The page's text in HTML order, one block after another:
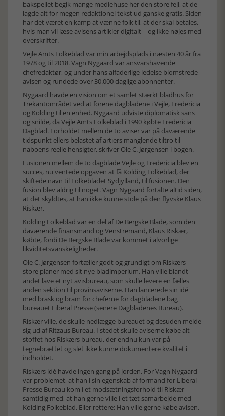
bakspejlet begik mange mediehuse her den store fejl, at de
lagde alt for megen redaktionel tekst ud ganske gratis. Siden
har det været en kamp at vænne folk til, at der skal betales,
hvis man vil læse avisens artikler digitalt – og ikke nøjes med
overskrifter.
Vejle Amts Folkeblad var min arbejdsplads i næsten 40 år fra
1978 og til 2018. Vagn Nygaard var ansvarshavende
chefredaktør, og under hans alfaderlige ledelse blomstrede
avisen og rundede over 30.000 daglige abonnenter.
Nygaard havde en vision om et samlet stærkt bladhus for
Trekantområdet ved at forene dagbladene i Vejle, Fredericia
og Kolding til en enhed. Nygaard udviste diplomatisk sans
og snilde, da Vejle Amts Folkeblad i 1990 købte Fredericia
Dagblad. Forholdet mellem de to aviser var på daværende
tidspunkt ellers belastet af årtiers manglende tiltro til
naboens reelle hensigter, skriver Ole C. Jørgensen i bogen.
Fusionen mellem de to dagblade Vejle og Fredericia blev en
succes, nu ventede opgaven at få Kolding Folkeblad, der
skiftede navn til Folkebladet Sydjylland, til fusionen. Den
fusion blev aldrig til noget. Vagn Nygaard fortalte altid siden,
at det skyldtes, at han ikke kunne stole på den flyvske Klaus
Riskær.
Kolding Folkeblad var en del af De Bergske Blade, som den
daværende finansmand og Venstremand, Klaus Riskær,
købte, fordi De Bergske Blade var kommet i alvorlige
likviditetsvanskeligheder.
Ole C. Jørgensen fortæller godt og grundigt om Riskærs
store planer med sit nye bladimperium. Han ville blandt
andet lave et nyt avisbureau, som skulle levere en fælles
anden sektion til provinsaviserne. Han lancerede sin idé
med brask og bram for cheferne for dagbladene bag
bureauet Liberal Presse (senere Dagbladenes Bureau).
Riskær ville, de skulle nedlægge bureauet og desuden melde
sig ud af Ritzaus Bureau. I stedet skulle aviserne købe alt
stoffet hos Riskærs bureau, der endnu kun var på
tegnebrættet og slet ikke kunne dokumentere kvalitet i
indholdet.
Riskærs idé havde ingen gang på jorden. For Vagn Nygaard
var problemet, at han i sin egenskab af formand for Liberal
Presse Bureau kom i et modsætningsforhold til Riskær
samtidig med, at han gerne ville i et tæt samarbejde med
Kolding Folkeblad. Eller rettere: Han ville gerne købe avisen.